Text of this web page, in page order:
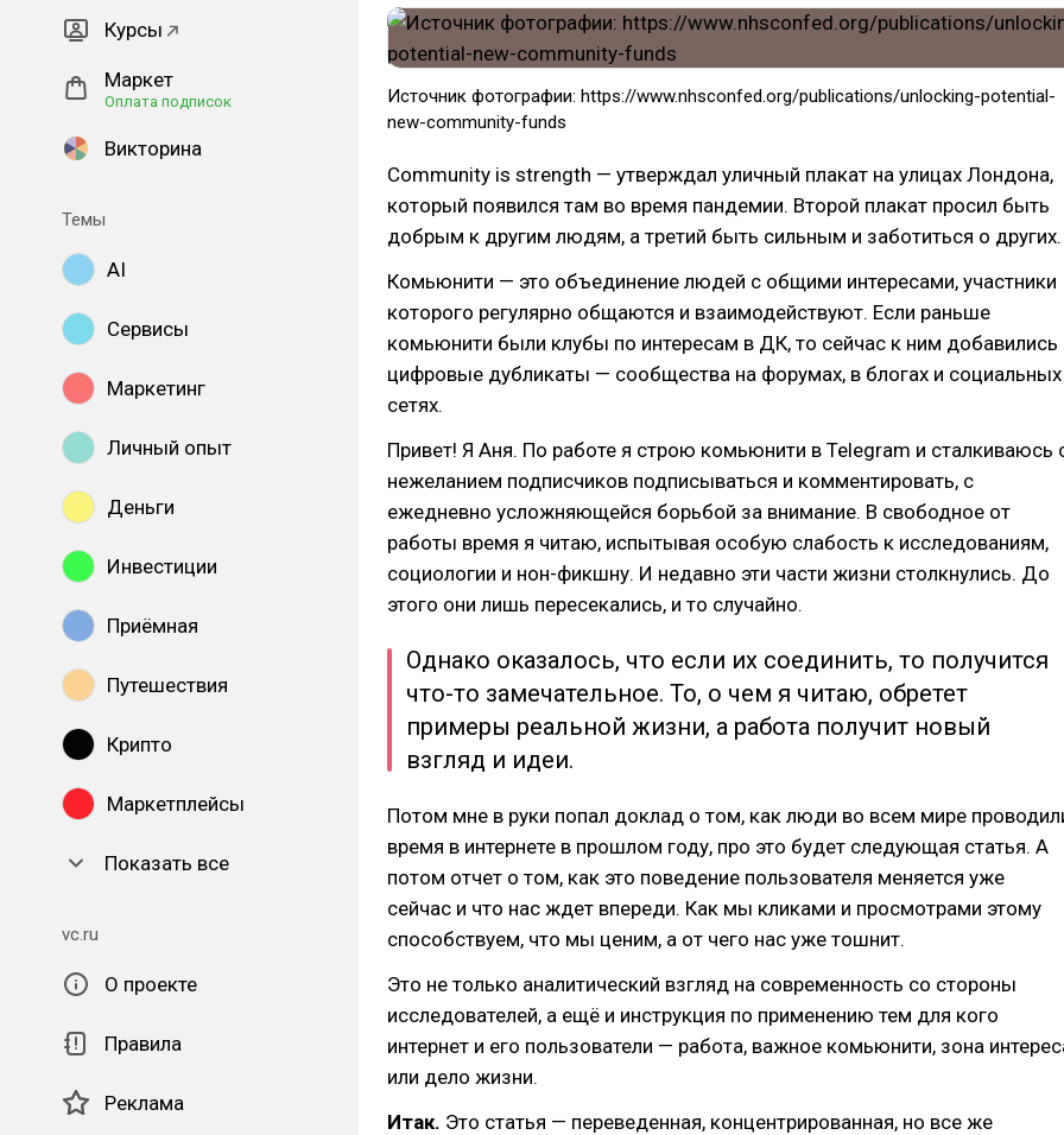
Курсы
Маркет
Оплата подписок
Викторина
Темы
AI
Сервисы
Маркетинг
Личный опыт
Деньги
Инвестиции
Приёмная
Путешествия
Крипто
Маркетплейсы
Показать все
vc.ru
О проекте
Правила
Реклама
Источник фотографии: https://www.nhsconfed.org/publications/unlocking-potential-
new-community-funds
Community is strength — утверждал уличный плакат на улицах Лондона,
который появился там во время пандемии. Второй плакат просил быть
добрым к другим людям, а третий быть сильным и заботиться о других.
Комьюнити — это объединение людей с общими интересами, участники
которого регулярно общаются и взаимодействуют. Если раньше
комьюнити были клубы по интересам в ДК, то сейчас к ним добавились
цифровые дубликаты — сообщества на форумах, в блогах и социальных
сетях.
Привет! Я Аня. По работе я строю комьюнити в Telegram и сталкиваюсь
нежеланием подписчиков подписываться и комментировать, с
ежедневно усложняющейся борьбой за внимание. В свободное от
работы время я читаю, испытывая особую слабость к исследованиям,
социологии и нон-фикшну. И недавно эти части жизни столкнулись. До
этого они лишь пересекались, и то случайно.
Однако оказалось, что если их соединить, то получится
что-то замечательное. То, о чем я читаю, обретет
примеры реальной жизни, а работа получит новый
взгляд и идеи.
Потом мне в руки попал доклад о том, как люди во всем мире
время в интернете в прошлом году, про это будет следующая статья. А
потом отчет о том, как это поведение пользователя меняется уже
сейчас и что нас ждет впереди. Как мы кликами и просмотрами этому
способствуем, что мы ценим, а от чего нас уже тошнит.
Это не только аналитический взгляд на современность со стороны
исследователей, а ещё и инструкция по применению тем для кого
интернет и его пользователи — работа, важное комьюнити, зона
или дело жизни.
Итак. Это статья — переведенная, концентрированная, но все же